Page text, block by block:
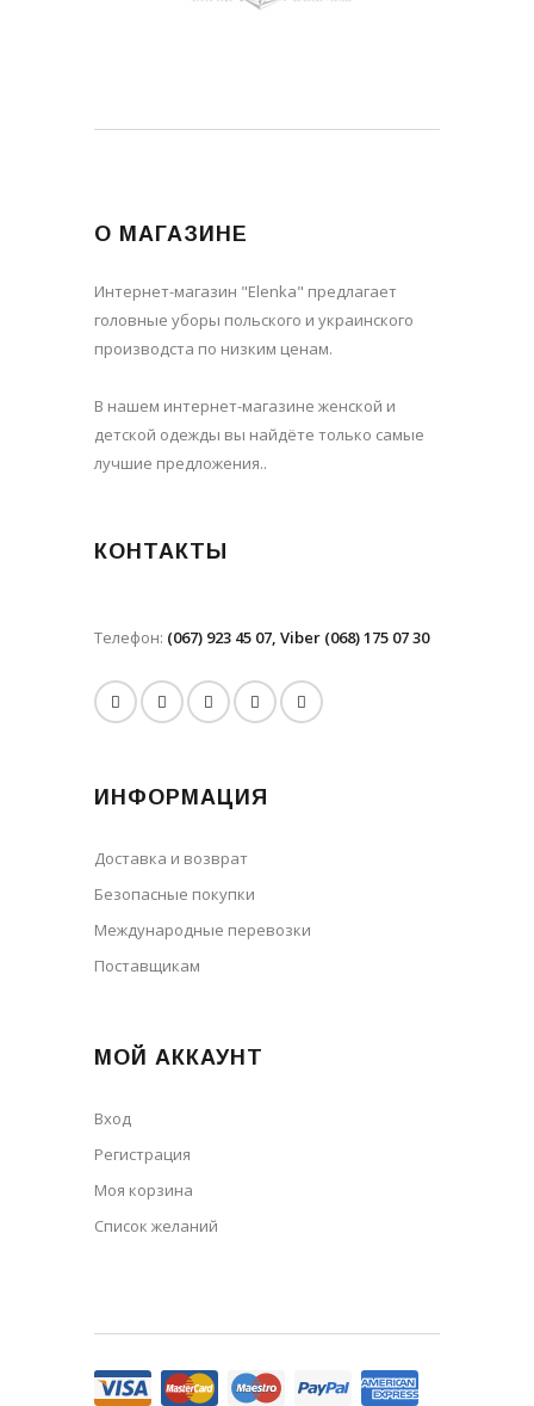
О МАГАЗИНЕ
Интернет-магазин "Elenka" предлагает
головные уборы польского и украинского
производста по низким ценам.
В нашем интернет-магазине женской и
детской одежды вы найдёте только самые
лучшие предложения..
КОНТАКТЫ
Телефон: (067) 923 45 07, Viber (068) 175 07 30
ИНФОРМАЦИЯ
Доставка и возврат
Безопасные покупки
Международные перевозки
Поставщикам
МОЙ АККАУНТ
Вход
Регистрация
Моя корзина
Cписок желаний